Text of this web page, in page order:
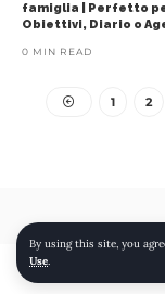
By using this site, you
Use.
famiglia | Perfetto
Obiettivi, Diario o
0 MIN READ
1 2